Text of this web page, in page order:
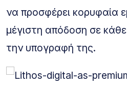
να προσφέρει κορυφαία
μέγιστη απόδοση σε
την υπογραφή της.